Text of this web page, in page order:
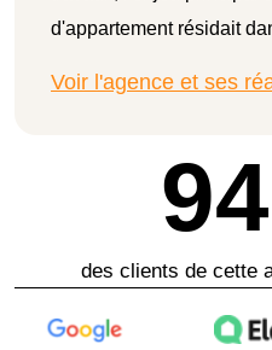
d'appartement résidait
Voir l'agence et ses
des clients de cette